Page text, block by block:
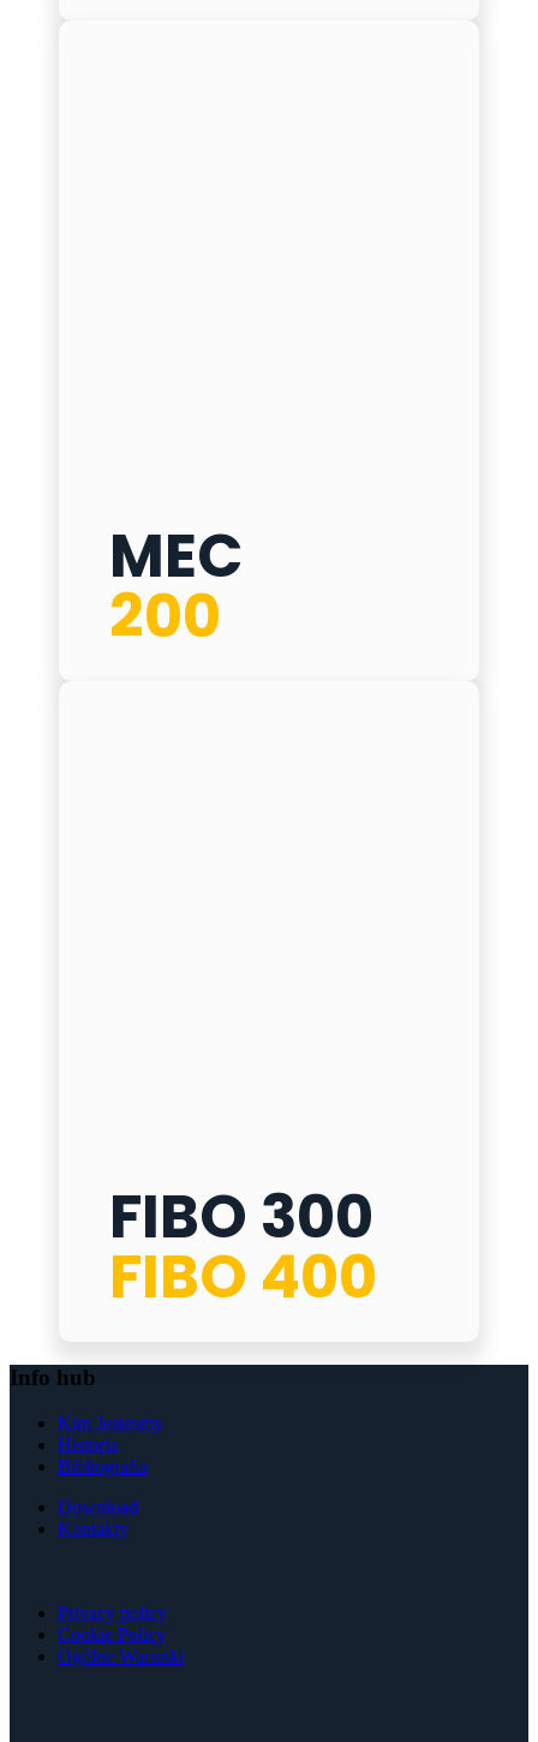
MEC
200
MEC 200
FIBO 300
FIBO 400
FIBO 300 - FIBO 400
Info hub
Kim Jestesmy
Historia
Bibliografia
Download
Kontakty
Privacy policy
Cookie Policy
Ogólne Warunki